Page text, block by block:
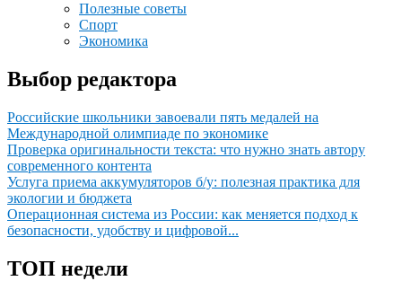
Полезные советы
Спорт
Экономика
Выбор редактора
Российские школьники завоевали пять медалей на
Международной олимпиаде по экономике
Проверка оригинальности текста: что нужно знать автору
современного контента
Услуга приема аккумуляторов б/у: полезная практика для
экологии и бюджета
Операционная система из России: как меняется подход к
безопасности, удобству и цифровой...
ТОП недели